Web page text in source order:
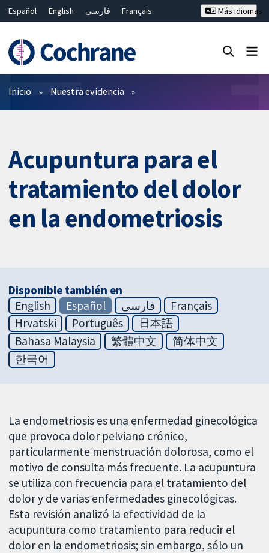
Español English فارسی
Français
Bahasa Malaysia
ไทย 繁體中文
Más idiomas
Filtros
Inicio Nuestra evidencia
Acupuntura para el
tratamiento del dolor
en la endometriosis
Disponible también en
English
Español فارسی
Français
Hrvatski
Português
日本語
Bahasa Malaysia
繁體中文
简体中文
한국어
La endometriosis es una enfermedad ginecológica
que provoca dolor pelviano crónico,
particularmente menstruación dolorosa, como el
motivo de consulta más frecuente. La acupuntura
se utiliza con frecuencia para el tratamiento del
dolor y de varias enfermedades ginecológicas.
Esta revisión analizó la efectividad de la
acupuntura como tratamiento para reducir el
dolor en la endometriosis; sin embargo, sólo un